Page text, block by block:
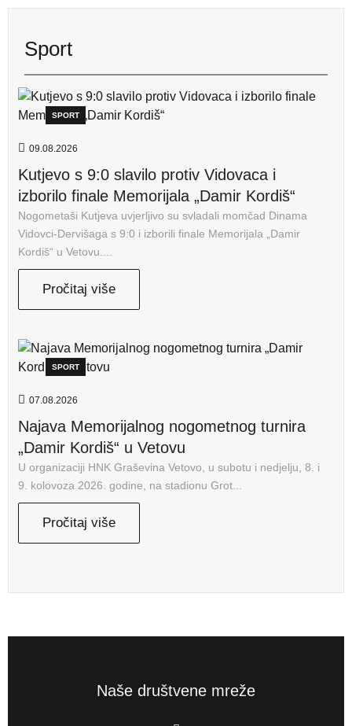
Sport
SPORT
09.08.2026
Kutjevo s 9:0 slavilo protiv Vidovaca i
izborilo finale Memorijala „Damir Kordiš“
Nogometaši Kutjeva uvjerljivo su svladali momčad Dinama
Vidovci-Dervišaga s 9:0 i izborili finale Memorijala „Damir
Kordiš“ u Vetovu....
Pročitaj više
SPORT
07.08.2026
Najava Memorijalnog nogometnog turnira
„Damir Kordiš“ u Vetovu
U organizaciji HNK Graševina Vetovo, u subotu i nedjelju, 8. i
9. kolovoza 2026. godine, na stadionu Grot...
Pročitaj više
Naše društvene mreže